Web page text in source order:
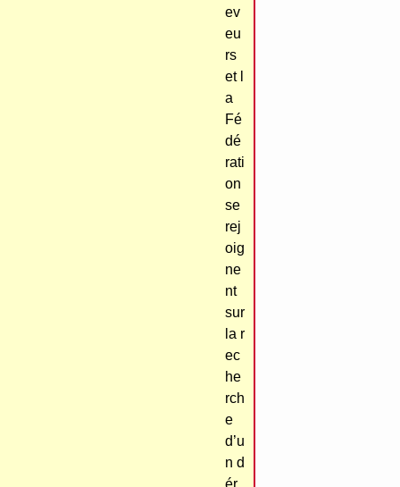
ev
eu
rs
et l
a
Fé
dé
rati
on
se
rej
oig
ne
nt
sur
la r
ec
he
rch
e
d’u
n d
ér